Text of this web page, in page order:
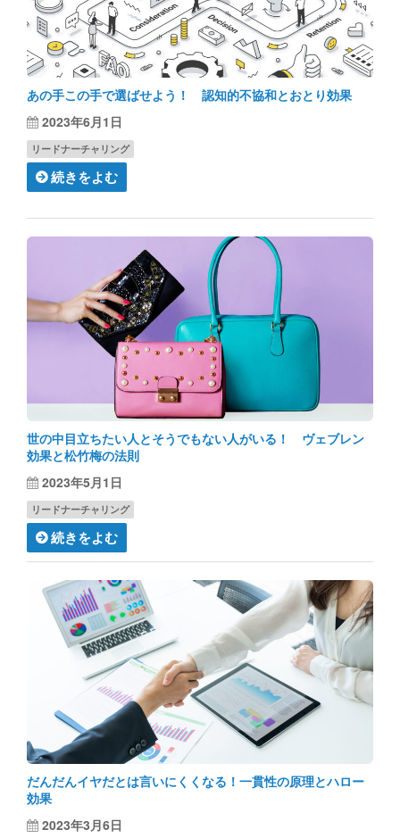
あの手この手で選ばせよう！ 認知的不協和とおとり効果
2023年6月1日
リードナーチャリング
続きをよむ
世の中目立ちたい人とそうでもない人がいる！ ヴェブレン
効果と松竹梅の法則
2023年5月1日
リードナーチャリング
続きをよむ
だんだんイヤだとは言いにくくなる！一貫性の原理とハロー
効果
2023年3月6日